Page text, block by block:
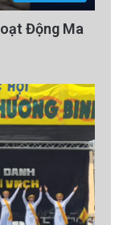
Động Ma